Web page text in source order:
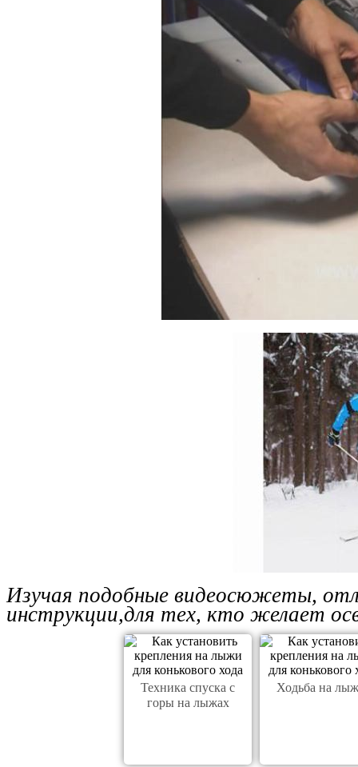
Изучая подобные видеосюжеты,
инструкции,для тех, кто желает
Техника спуска с
горы на лыжах
Ходьба на